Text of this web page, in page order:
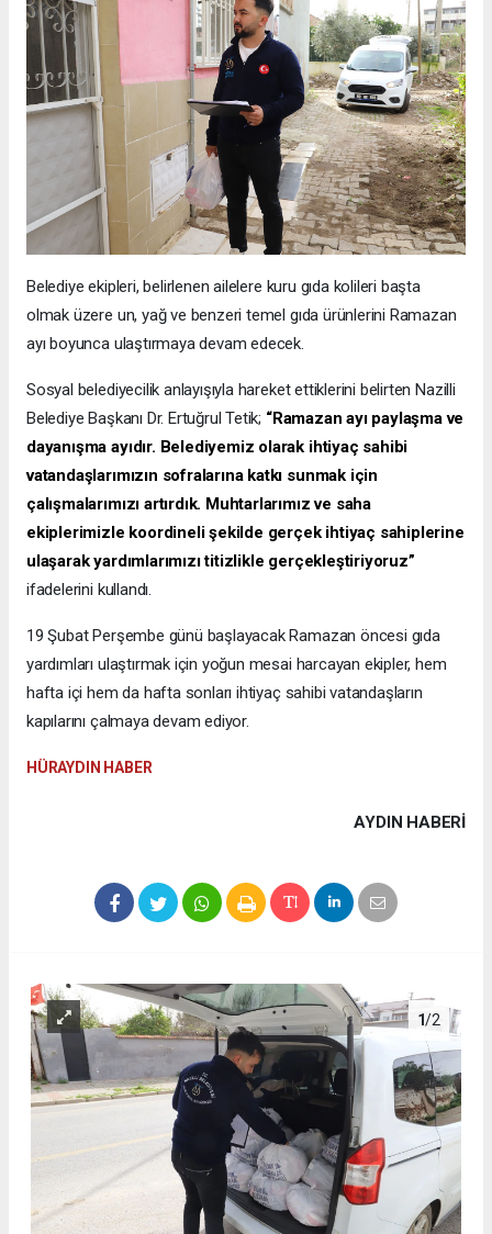
Belediye ekipleri, belirlenen ailelere kuru gıda kolileri başta
olmak üzere un, yağ ve benzeri temel gıda ürünlerini Ramazan
ayı boyunca ulaştırmaya devam edecek.
Sosyal belediyecilik anlayışıyla hareket ettiklerini belirten Nazilli
Belediye Başkanı Dr. Ertuğrul Tetik; “Ramazan ayı paylaşma ve
dayanışma ayıdır. Belediyemiz olarak ihtiyaç sahibi
vatandaşlarımızın sofralarına katkı sunmak için
çalışmalarımızı artırdık. Muhtarlarımız ve saha
ekiplerimizle koordineli şekilde gerçek ihtiyaç sahiplerine
ulaşarak yardımlarımızı titizlikle gerçekleştiriyoruz”
ifadelerini kullandı.
19 Şubat Perşembe günü başlayacak Ramazan öncesi gıda
yardımları ulaştırmak için yoğun mesai harcayan ekipler, hem
hafta içi hem da hafta sonları ihtiyaç sahibi vatandaşların
kapılarını çalmaya devam ediyor.
HÜRAYDIN HABER
AYDIN HABERİ
1/2